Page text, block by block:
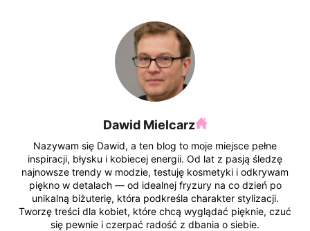
k
k
e
dI
n
k
o
p
d
di
t
Dawid Mielcarz
Nazywam się Dawid, a ten blog to moje miejsce pełne
inspiracji, błysku i kobiecej energii. Od lat z pasją śledzę
najnowsze trendy w modzie, testuję kosmetyki i odkrywam
piękno w detalach — od idealnej fryzury na co dzień po
unikalną biżuterię, która podkreśla charakter stylizacji.
Tworzę treści dla kobiet, które chcą wyglądać pięknie, czuć
się pewnie i czerpać radość z dbania o siebie.